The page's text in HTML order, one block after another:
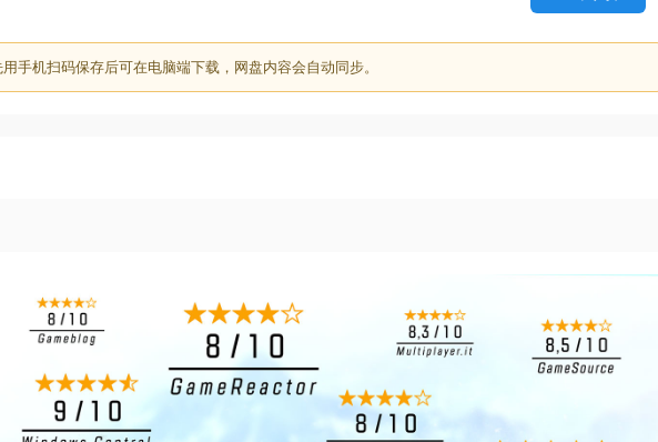
手机扫码保存后可在电脑端下载，网盘内容会自动同步。